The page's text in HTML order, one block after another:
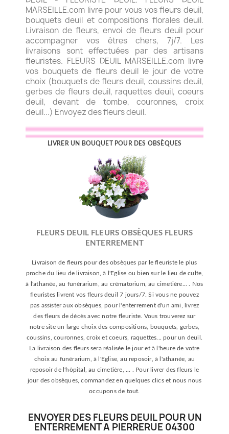
MARSEILLE.com livre pour vous vos fleurs deuil,
bouquets deuil et compositions florales deuil.
Livraison de fleurs, envoi de fleurs deuil pour
accompagner vos êtres chers, 7j/7. Les
livraisons sont effectuées par des artisans
fleuristes. FLEURS DEUIL MARSEILLE.com livre
vos bouquets de fleurs deuil le jour de votre
choix (bouquets de fleurs deuil, coussins deuil,
gerbes de fleurs deuil, raquettes deuil, coeurs
deuil, devant de tombe, couronnes, croix
deuil...) Envoyez des fleurs deuil.
LIVRER UN BOUQUET POUR DES OBSÈQUES
FLEURS DEUIL FLEURS OBSÈQUES FLEURS
ENTERREMENT
Livraison de fleurs pour des obsèques par le fleuriste le plus
proche du lieu de livraison, à l'Eglise ou bien sur le lieu de culte,
à l'athanée, au funérarium, au crématorium, au cimetière... . Nos
fleuristes livrent vos fleurs deuil 7 jours/7. Si vous ne pouvez
pas assister aux obsèques, pour l'enterrement d'un ami, livrez
des fleurs de décès avec notre fleuriste. Vous trouverez sur
notre site un large choix des compositions, bouquets, gerbes,
coussins, couronnes, croix et coeurs, raquettes... pour un deuil.
La livraison des fleurs sera réalisée le jour et à l'heure de votre
choix au funérarium, à l'Eglise, au reposoir, à l'athanée, au
reposoir de l'hôpital, au cimetière, ... . Pour livrer des fleurs le
jour des obsèques, commandez en quelques clics et nous nous
occupons de tout.
ENVOYER DES FLEURS DEUIL POUR UN
ENTERREMENT A PIERRERUE 04300